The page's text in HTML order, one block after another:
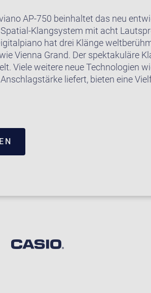
AP-750 beinhaltet das neu
Klangsystem mit acht
hat drei Klänge
Vienna Grand. Der spektakuläre
Viele weitere neue Technologien
liefert, bieten eine